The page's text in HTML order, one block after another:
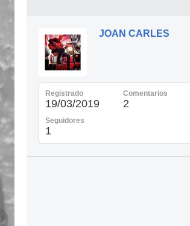
JOAN CARLES
Registrado
19/03/2019
Comentarios
2
Seguidores
1